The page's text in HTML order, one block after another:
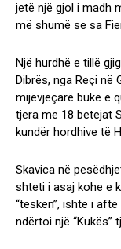
jetë një gjol i madh
më shumë se sa
Një hurdhë e tillë
Dibrës, nga Reçi në
mijëvjeçarë bukë e
tjera me 18 betejat
kundër hordhive të
Skavica në
shteti i asaj kohe e
“teskën”, ishte i
ndërtoi një “Kukës”